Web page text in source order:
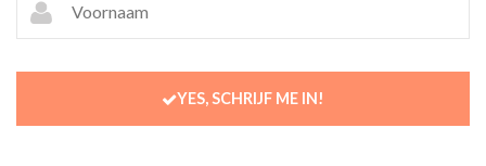
YES, SCHRIJF ME IN!